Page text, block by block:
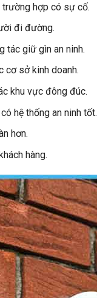
trường hợp có sự cố.
đi đường.
tác giữ gìn an ninh.
cơ sở kinh doanh.
khu vực đông đúc.
hệ thống an ninh tốt.
hơn.
hàng.